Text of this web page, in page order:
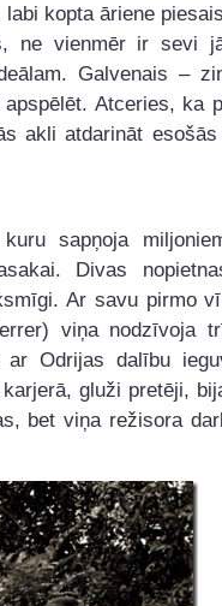
kopta āriene
ne vienmēr ir sevi
Galvenais –
apspēlēt. Atceries, ka
akli atdarināt
sapņoja
Divas
Ar savu pirmo
viņa nodzīvoja
Odrijas dalību
gluži pretēji,
bet viņa režisora